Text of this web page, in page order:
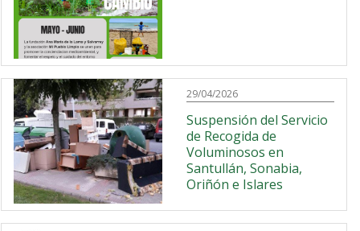
29/04/2026
Suspensión del Servicio
de Recogida de
Voluminosos en
Santullán, Sonabia,
Oriñón e Islares